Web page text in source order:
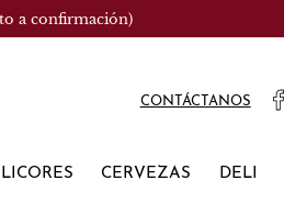
a confirmación)
CONTÁCTANOS
LICORES CERVEZAS DELI